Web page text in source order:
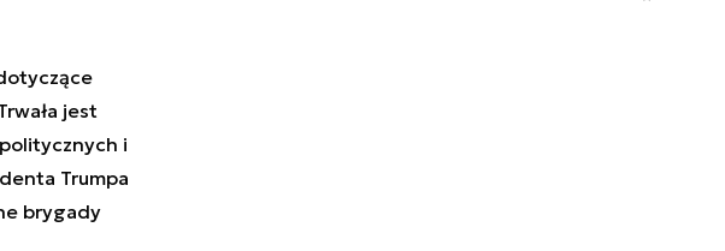
jest
i
Trumpa
brygady